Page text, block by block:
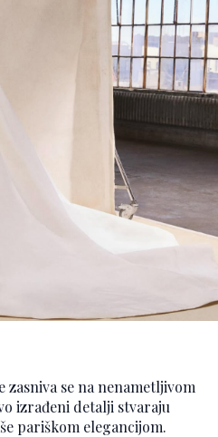
zasniva se na nenametljivom
izrađeni detalji stvaraju
pariškom elegancijom.